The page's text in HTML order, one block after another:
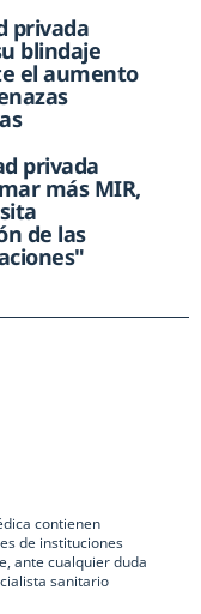
privada
blindaje
el aumento
privada
más MIR,
de las
contienen
de instituciones
ante cualquier duda
sanitario